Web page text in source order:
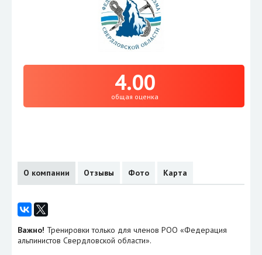
4.00
общая оценка
О компании Отзывы Фото Карта
Важно! Тренировки только для членов РОО «Федерация
альпинистов Свердловской области».